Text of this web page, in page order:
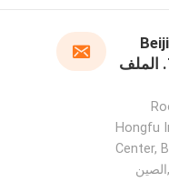
Technology Co., Ltd. الملف
Hongfu
Center,